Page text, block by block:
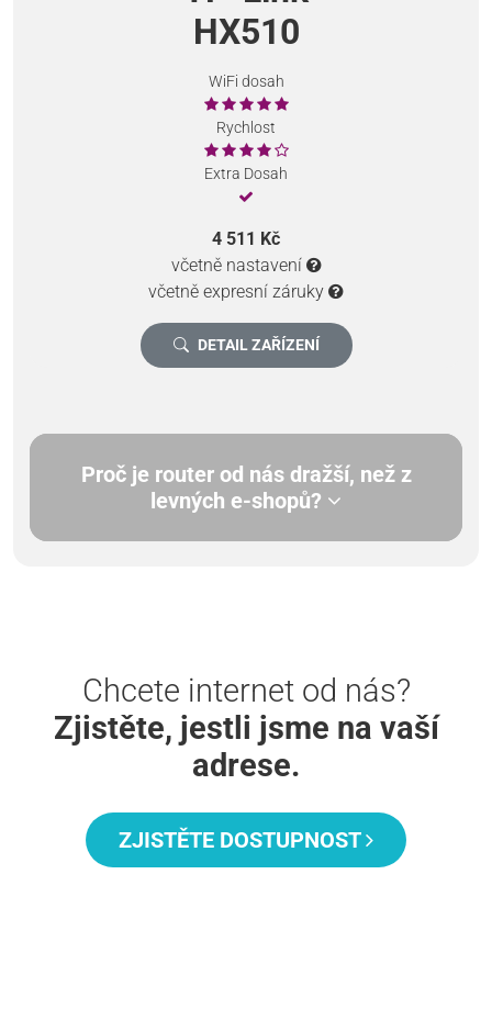
HX510
WiFi dosah
Rychlost
Extra Dosah
4 511 Kč
včetně nastavení
včetně expresní záruky
DETAIL ZAŘÍZENÍ
Proč je router od nás dražší, než z
levných e-shopů?
Chcete internet od nás?
Zjistěte, jestli jsme na vaší
adrese.
ZJISTĚTE DOSTUPNOST